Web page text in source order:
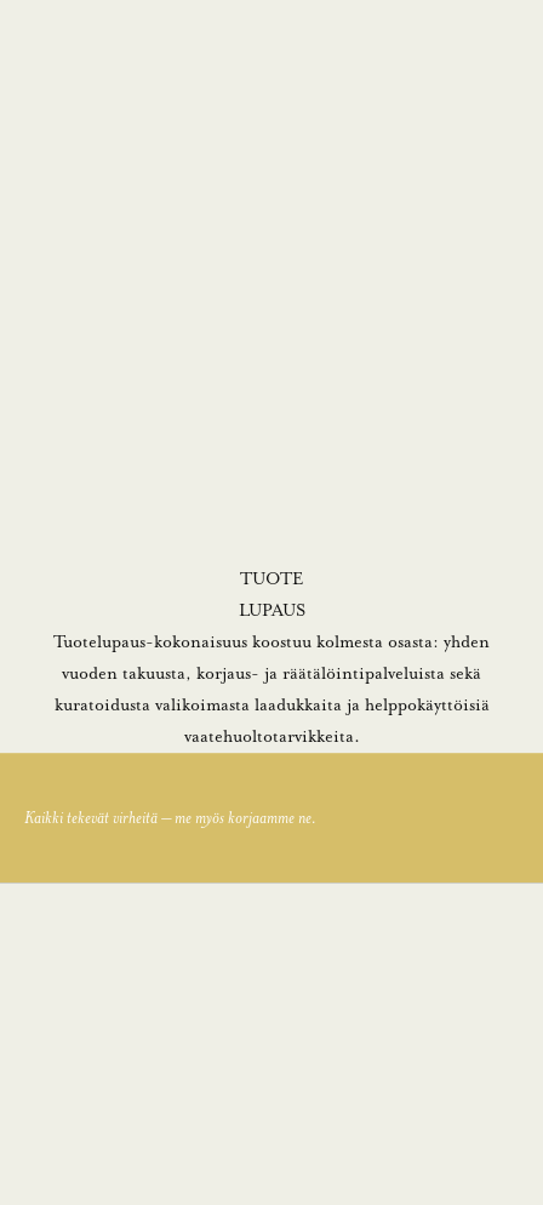
TUOTE
LUPAUS
Tuotelupaus-kokonaisuus koostuu kolmesta osasta: yhden
vuoden takuusta, korjaus- ja räätälöintipalveluista sekä
kuratoidusta valikoimasta laadukkaita ja helppokäyttöisiä
vaatehuoltotarvikkeita.
Kaikki tekevät virheitä – me myös korjaamme ne.